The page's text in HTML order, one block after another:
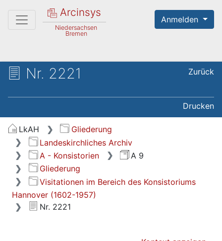
Arcinsys
Niedersachsen
Bremen
Anmelden
Nr. 2221 Zurück
Drucken
LkAH
Gliederung
Landeskirchliches Archiv
A - Konsistorien
A 9
Gliederung
Visitationen im Bereich des Konsistoriums
Hannover (1602-1957)
Nr. 2221